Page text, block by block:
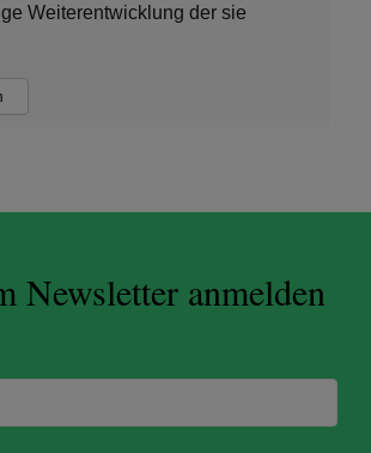
Weiterentwicklung der sie
Newsletter anmelden